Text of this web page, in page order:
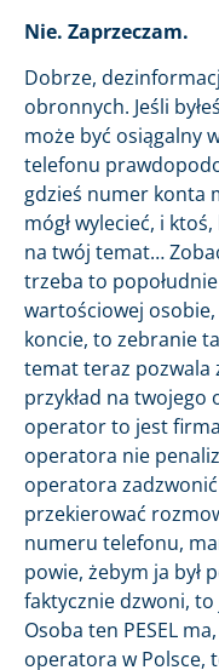
Nie. Zaprzeczam.
Dobrze,
obronnych. Jeśli
może być osiągalny
telefonu
gdzieś numer konta
mógł wylecieć, i
na twój temat…
trzeba to
wartościowej
koncie, to zebranie
temat teraz pozwala
przykład na twojego
operator to jest
operatora nie
operatora
przekierować
numeru telefonu,
powie, żebym ja był
faktycznie dzwoni, to
Osoba ten PESEL
operatora w Polsce,